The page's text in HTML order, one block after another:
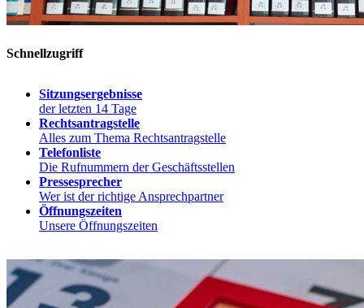
Schnellzugriff
Sitzungsergebnisse
der letzten 14 Tage
Rechtsantragstelle
Alles zum Thema Rechtsantragstelle
Telefonliste
Die Rufnummern der Geschäftsstellen
Pressesprecher
Wer ist der richtige Ansprechpartner
Öffnungszeiten
Unsere Öffnungszeiten